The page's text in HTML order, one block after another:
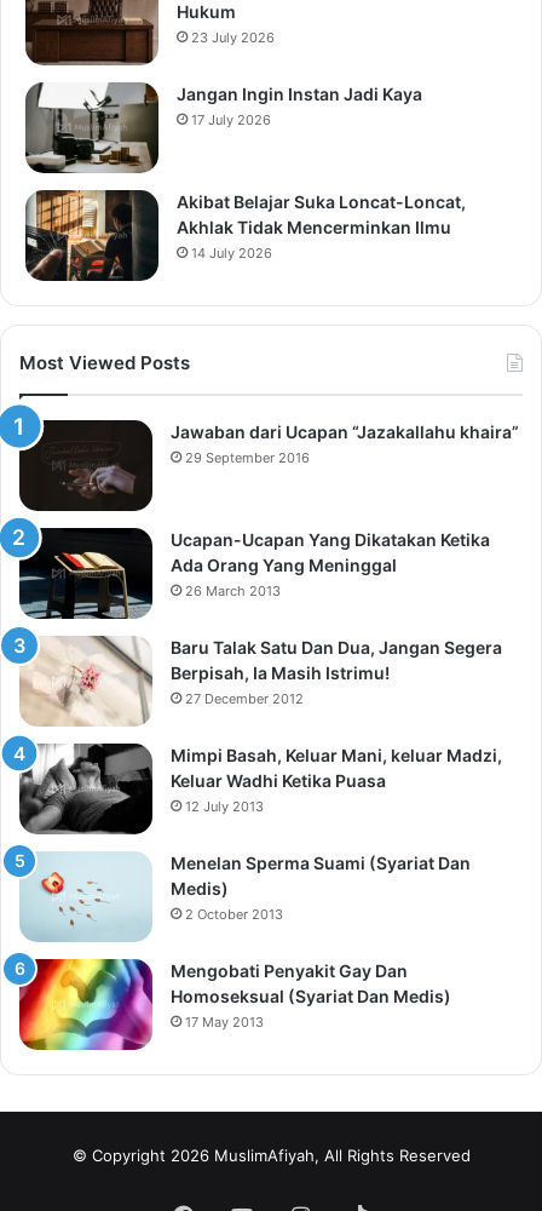
Hukum
23 July 2026
Jangan Ingin Instan Jadi Kaya
17 July 2026
Akibat Belajar Suka Loncat-Loncat,
Akhlak Tidak Mencerminkan Ilmu
14 July 2026
Most Viewed Posts
Jawaban dari Ucapan “Jazakallahu khaira”
29 September 2016
Ucapan-Ucapan Yang Dikatakan Ketika
Ada Orang Yang Meninggal
26 March 2013
Baru Talak Satu Dan Dua, Jangan Segera
Berpisah, Ia Masih Istrimu!
27 December 2012
Mimpi Basah, Keluar Mani, keluar Madzi,
Keluar Wadhi Ketika Puasa
12 July 2013
Menelan Sperma Suami (Syariat Dan
Medis)
2 October 2013
Mengobati Penyakit Gay Dan
Homoseksual (Syariat Dan Medis)
17 May 2013
© Copyright 2026 MuslimAfiyah, All Rights Reserved